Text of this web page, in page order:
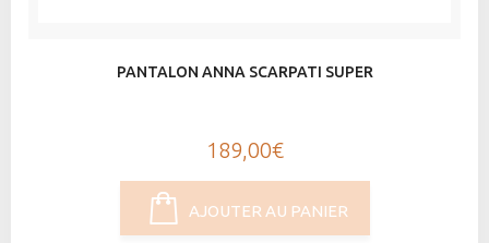
PANTALON ANNA SCARPATI SUPER
189,00€
AJOUTER AU PANIER